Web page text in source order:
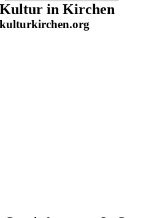
Zum
Inhalt
springen
Kultur in Kirchen
kulturkirchen.org